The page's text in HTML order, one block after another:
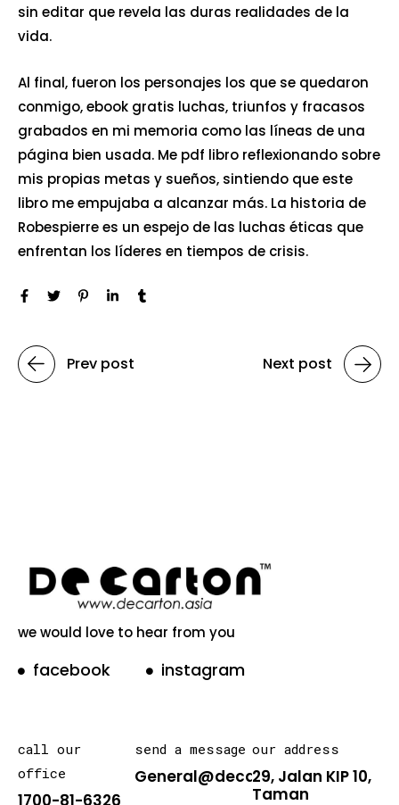
sin editar que revela las duras realidades de la
vida.
Al final, fueron los personajes los que se quedaron
conmigo, ebook gratis luchas, triunfos y fracasos
grabados en mi memoria como las líneas de una
página bien usada. Me pdf libro reflexionando sobre
mis propias metas y sueños, sintiendo que este
libro me empujaba a alcanzar más. La historia de
Robespierre es un espejo de las luchas éticas que
enfrentan los líderes en tiempos de crisis.
Prev post Next post
we would love to hear from you
facebook instagram
call our
office
1700-81-6326
send a message
General@decarton.asia
our address
29, Jalan KIP 10,
Taman